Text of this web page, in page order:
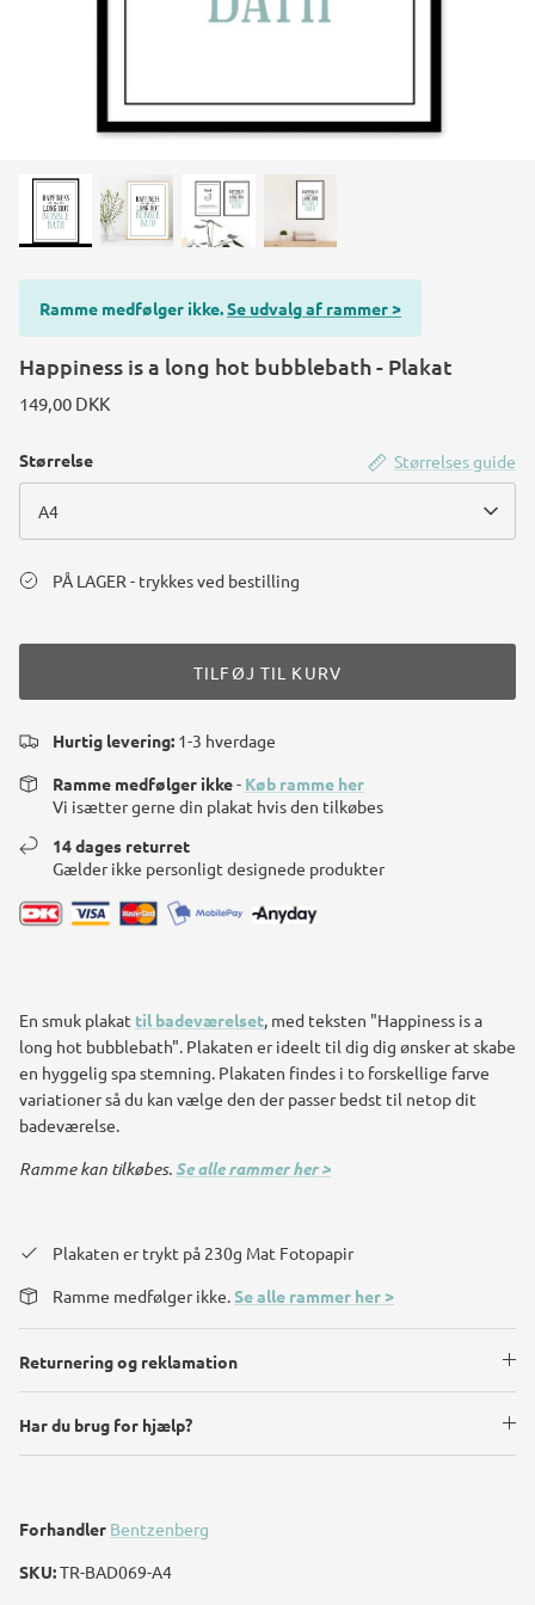
Ramme medfølger ikke.Se udvalg af rammer >
Happiness is a long hot bubblebath - Plakat
149,00 DKK
Størrelses guide
Størrelse
A4
PÅ LAGER - trykkes ved bestilling
TILFØJ TIL KURV
Hurtig levering: 1-3 hverdage
Ramme medfølger ikke- Køb ramme her
Vi isætter gerne din plakat hvis den tilkøbes
14 dages returret
Gælder ikke personligt designede produkter
En smuk plakat til badeværelset, med teksten "Happiness is a
long hot bubblebath". Plakaten er ideelt til dig dig ønsker at skabe
en hyggelig spa stemning. Plakaten findes i to forskellige farve
variationer så du kan vælge den der passer bedst til netop dit
badeværelse.
Ramme kan tilkøbes. Se alle rammer her >
Plakaten er trykt på 230g Mat Fotopapir
Ramme medfølger ikke.Se alle rammer her >
Returnering og reklamation
Har du brug for hjælp?
Forhandler Bentzenberg
SKU:TR-BAD069-A4